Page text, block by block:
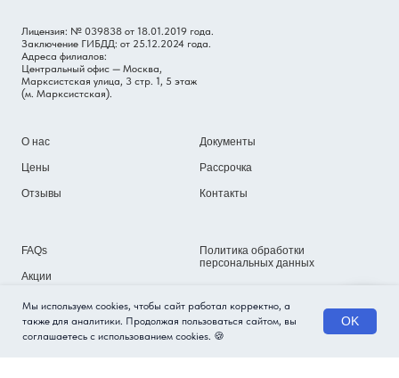
Мы используем cookies, чтобы сайт работал корректно, а
также для аналитики. Продолжая пользоваться сайтом, вы
соглашаетесь с использованием cookies. 🍪
OK
Лицензия: № 039838 от 18.01.2019 года.
Заключение ГИБДД: от 25.12.2024 года.
Адреса филиалов:
Центральный офис — Москва,
Марксистская улица, 3 стр. 1, 5 этаж
(м. Марксистская).
О нас
Цены
Отзывы
Документы
Рассрочка
Контакты
FAQs
Акции
Блог
Политика обработки
персональных данных